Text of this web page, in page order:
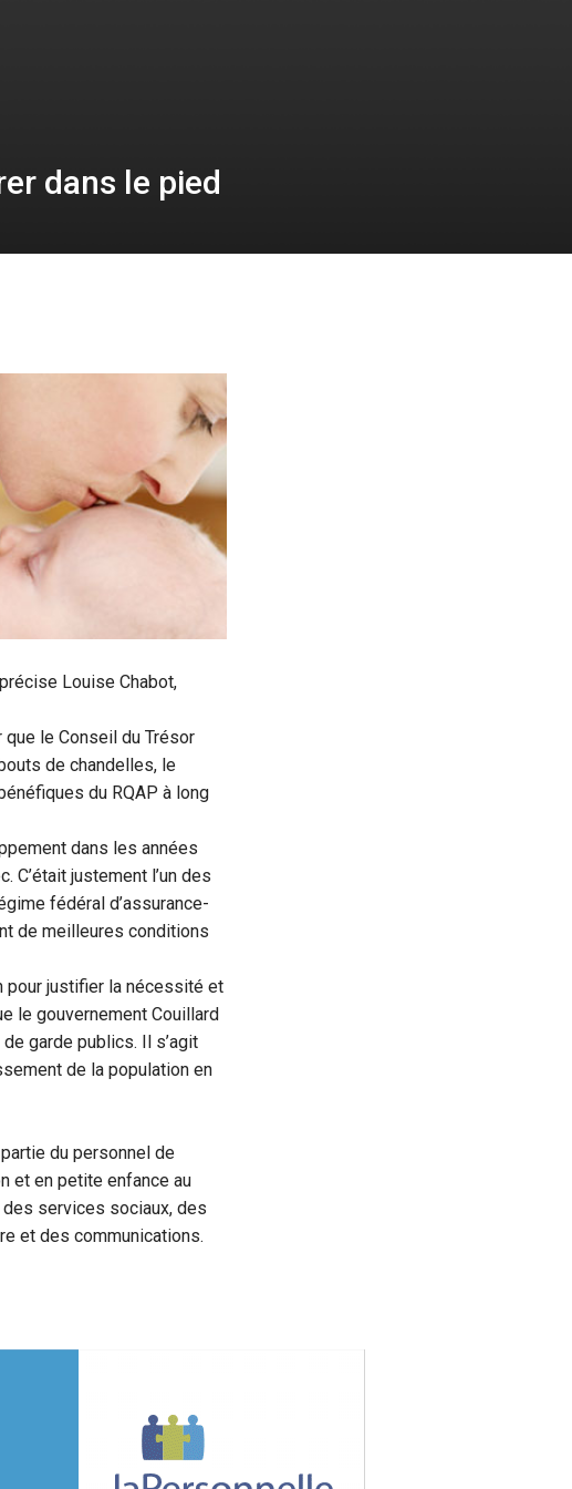
dans le pied
Louise Chabot,
le Conseil du Trésor
de chandelles, le
du RQAP à long
dans les années
C’était justement l’un des
fédéral d’assurance-
de meilleures conditions
pour justifier la nécessité et
le gouvernement Couillard
garde publics. Il s’agit
de la population en
du personnel de
et en petite enfance au
services sociaux, des
et des communications.